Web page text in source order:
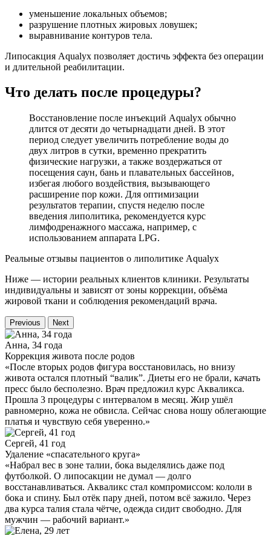
уменьшение локальных объемов;
разрушение плотных жировых ловушек;
выравнивание контуров тела.
Липосакция Aqualyx позволяет достичь эффекта без операции
и длительной реабилитации.
Что делать после процедуры?
Восстановление после инъекций Aqualyx обычно
длится от десяти до четырнадцати дней. В этот
период следует увеличить потребление воды до
двух литров в сутки, временно прекратить
физические нагрузки, а также воздержаться от
посещения саун, бань и плавательных бассейнов,
избегая любого воздействия, вызывающего
расширение пор кожи. Для оптимизации
результатов терапии, спустя неделю после
введения липолитика, рекомендуется курс
лимфодренажного массажа, например, с
использованием аппарата LPG.
Реальные отзывы пациентов о липолитике Aqualyx
Ниже — истории реальных клиентов клиники. Результаты
индивидуальны и зависят от зоны коррекции, объёма
жировой ткани и соблюдения рекомендаций врача.
Previous Next
Анна, 34 года
Коррекция живота после родов
«После вторых родов фигура восстановилась, но внизу
живота остался плотный “валик”. Диеты его не брали, качать
пресс было бесполезно. Врач предложил курс Акваликса.
Прошла 3 процедуры с интервалом в месяц. Жир ушёл
равномерно, кожа не обвисла. Сейчас снова ношу облегающие
платья и чувствую себя уверенно.»
Сергей, 41 год
Удаление «спасательного круга»
«Набрал вес в зоне талии, бока выделялись даже под
футболкой. О липосакции не думал — долго
восстанавливаться. Акваликс стал компромиссом: кололи в
бока и спину. Был отёк пару дней, потом всё зажило. Через
два курса талия стала чётче, одежда сидит свободно. Для
мужчин — рабочий вариант.»